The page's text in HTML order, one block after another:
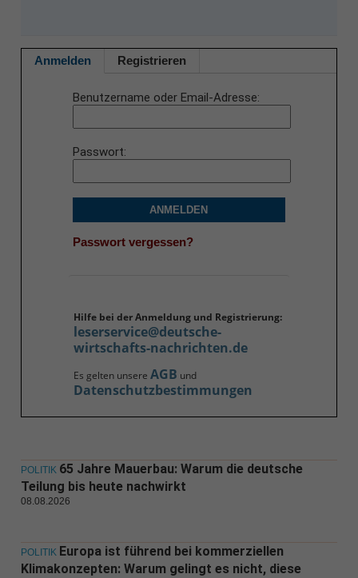
Anmelden Registrieren
Benutzername oder Email-Adresse
Passwort
ANMELDEN
Passwort vergessen?
Hilfe bei der Anmeldung und Registrierung:
leserservice@deutsche-
wirtschafts-nachrichten.de
Es gelten unsere AGB und
Datenschutzbestimmungen
POLITIK 65 Jahre Mauerbau: Warum die deutsche
Teilung bis heute nachwirkt
08.08.2026
POLITIK Europa ist führend bei kommerziellen
Klimakonzepten: Warum gelingt es nicht, diese